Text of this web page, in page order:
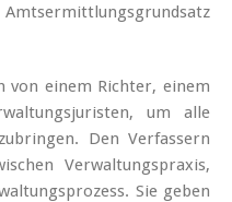
von einem Richter, einem
um alle
Den Verfassern
Verwaltungspraxis,
Sie geben